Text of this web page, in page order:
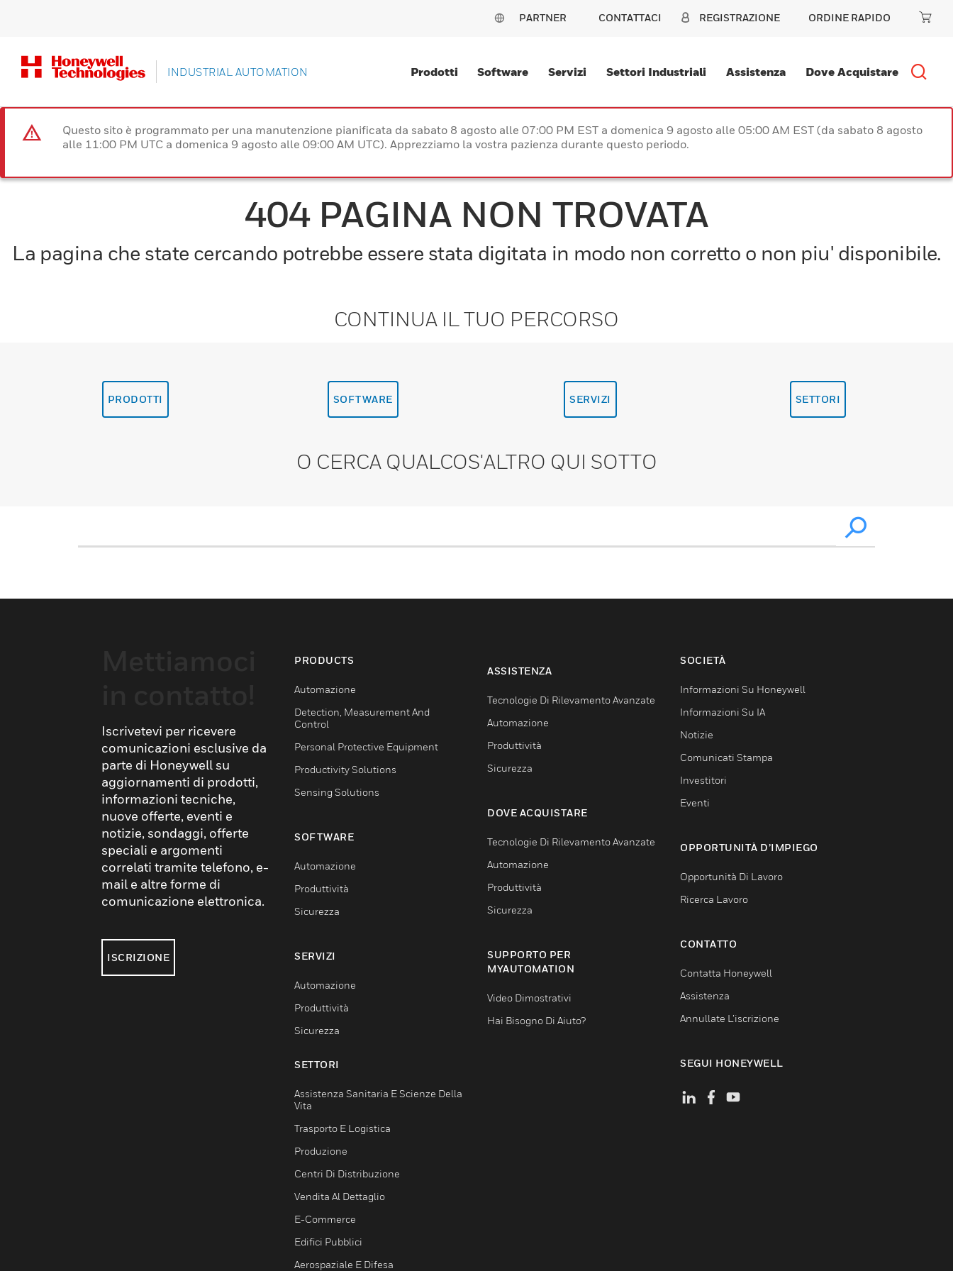
PARTNER CONTATTACI REGISTRAZIONE ORDINE RAPIDO
INDUSTRIAL AUTOMATION Prodotti Software Servizi Settori Industriali Assistenza Dove Acquistare
Questo sito è programmato per una manutenzione pianificata da sabato 8 agosto alle 07:00 PM EST a domenica 9 agosto alle 05:00 AM EST (da sabato 8 agosto
alle 11:00 PM UTC a domenica 9 agosto alle 09:00 AM UTC). Apprezziamo la vostra pazienza durante questo periodo.
404 PAGINA NON TROVATA
La pagina che state cercando potrebbe essere stata digitata in modo non corretto o non piu' disponibile.
CONTINUA IL TUO PERCORSO
PRODOTTI SOFTWARE SERVIZI SETTORI
O CERCA QUALCOS'ALTRO QUI SOTTO
Iscrivetevi per ricevere
comunicazioni esclusive da
parte di Honeywell su
aggiornamenti di prodotti,
informazioni tecniche,
nuove offerte, eventi e
notizie, sondaggi, offerte
speciali e argomenti
correlati tramite telefono, e-
mail e altre forme di
comunicazione elettronica.
ISCRIZIONE
PRODUCTS
Automazione
Detection, Measurement And
Control
Personal Protective Equipment
Productivity Solutions
Sensing Solutions
SOFTWARE
Automazione
Produttività
Sicurezza
SERVIZI
Automazione
Produttività
Sicurezza
SETTORI
Assistenza Sanitaria E Scienze Della
Vita
Trasporto E Logistica
Produzione
Centri Di Distribuzione
Vendita Al Dettaglio
E-Commerce
Edifici Pubblici
Aerospaziale E Difesa
ASSISTENZA
Tecnologie Di Rilevamento Avanzate
Automazione
Produttività
Sicurezza
DOVE ACQUISTARE
Tecnologie Di Rilevamento Avanzate
Automazione
Produttività
Sicurezza
SUPPORTO PER
MYAUTOMATION
Video Dimostrativi
Hai Bisogno Di Aiuto?
SOCIETÀ
Informazioni Su Honeywell
Informazioni Su IA
Notizie
Comunicati Stampa
Investitori
Eventi
OPPORTUNITÀ D’IMPIEGO
Opportunità Di Lavoro
Ricerca Lavoro
CONTATTO
Contatta Honeywell
Assistenza
Annullate L’iscrizione
SEGUI HONEYWELL